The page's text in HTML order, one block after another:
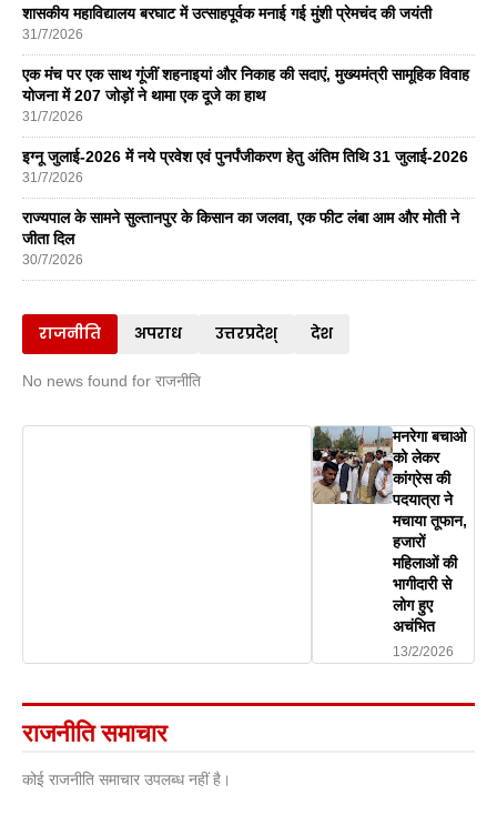
शासकीय महाविद्यालय बरघाट में उत्साहपूर्वक मनाई गई मुंशी प्रेमचंद की जयंती
31/7/2026
एक मंच पर एक साथ गूंजीं शहनाइयां और निकाह की सदाएं, मुख्यमंत्री सामूहिक विवाह
योजना में 207 जोड़ों ने थामा एक दूजे का हाथ
31/7/2026
इग्नू जुलाई-2026 में नये प्रवेश एवं पुनर्पंजीकरण हेतु अंतिम तिथि 31 जुलाई-2026
31/7/2026
राज्यपाल के सामने सुल्तानपुर के किसान का जलवा, एक फीट लंबा आम और मोती ने
जीता दिल
30/7/2026
राजनीति अपराध उत्तरप्रदेश् देश
No news found for राजनीति
मनरेगा बचाओ
को लेकर
कांग्रेस की
पदयात्रा ने
मचाया तूफान,
हजारों
महिलाओं की
भागीदारी से
लोग हुए
अचंभित
13/2/2026
राजनीति समाचार
कोई राजनीति समाचार उपलब्ध नहीं है।